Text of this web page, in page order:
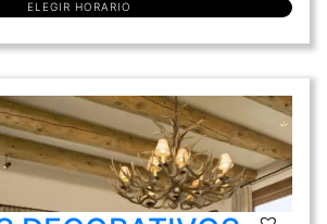
ELEGIR HORARIO